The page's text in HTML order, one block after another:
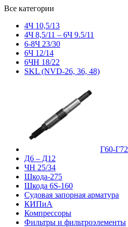
Все категории
4Ч 10,5/13
4Ч 8,5/11 – 6Ч 9.5/11
6-8Ч 23/30
6Ч 12/14
6ЧН 18/22
SKL (NVD-26, 36, 48)
Г60-Г72
Д6 – Д12
ЧН 25/34
Шкода-275
Шкода 6S-160
Судовая запорная арматура
КИПиА
Компрессоры
Фильтры и фильтроэлементы